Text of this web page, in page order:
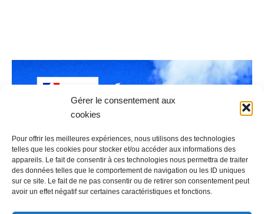
Gérer le consentement aux
cookies
Pour offrir les meilleures expériences, nous utilisons des technologies
telles que les cookies pour stocker et/ou accéder aux informations des
appareils. Le fait de consentir à ces technologies nous permettra de traiter
des données telles que le comportement de navigation ou les ID uniques
sur ce site. Le fait de ne pas consentir ou de retirer son consentement peut
avoir un effet négatif sur certaines caractéristiques et fonctions.